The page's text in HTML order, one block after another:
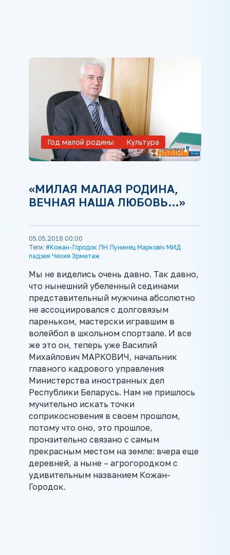
Год малой родины Культура
«МИЛАЯ МАЛАЯ РОДИНА,
ВЕЧНАЯ НАША ЛЮБОВЬ…»
05.05.2018 00:00
Теги: #Кожан-Городок ЛН Лунинец Марковіч МИД
падзея Чехия Эрмитаж
Мы не виделись очень давно. Так давно,
что нынешний убеленный сединами
представительный мужчина абсолютно
не ассоциировался с долговязым
пареньком, мастерски игравшим в
волейбол в школьном спортзале. И все
же это он, теперь уже Василий
Михайлович МАРКОВИЧ, начальник
главного кадрового управления
Министерства иностранных дел
Республики Беларусь. Нам не пришлось
мучительно искать точки
соприкосновения в своем прошлом,
потому что оно, это прошлое,
пронзительно связано с самым
прекрасным местом на земле: вчера еще
деревней, а ныне – агрогородком с
удивительным названием Кожан-
Городок.